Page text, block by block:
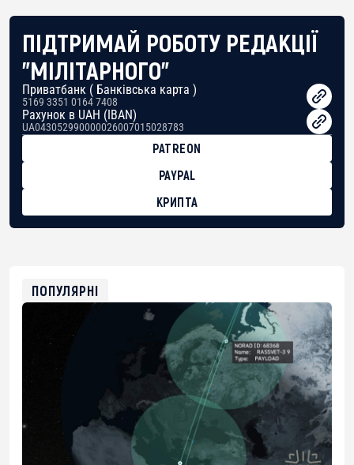
ПІДТРИМАЙ РОБОТУ РЕДАКЦІЇ
"МІЛІТАРНОГО"
Приватбанк ( Банківська карта )
5169 3351 0164 7408
Рахунок в UAH (IBAN)
UA043052990000026007015028783
PATREON
PAYPAL
КРИПТА
0xfD02863D3289416fcF50975c9DFda13623f97758
ПОПУЛЯРНІ